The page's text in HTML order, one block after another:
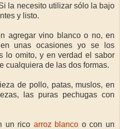
la necesito utilizar sólo la bajo
y listo.
agregar vino blanco o no, en
unas ocasiones yo se los
lo omito, y en verdad el sabor
cualquiera de las dos formas.
de pollo, patas, muslos, en
las puras pechugas con
un rico arroz blanco o con un